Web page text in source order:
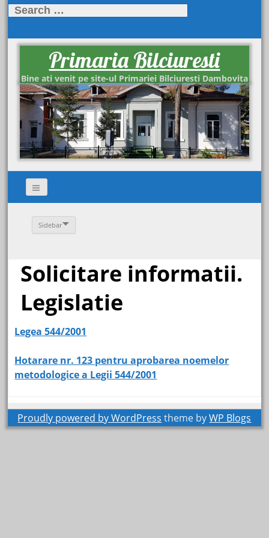
Search
Primaria Bilciuresti
Bine ati venit pe site-ul Primariei Bilciuresti Dambovita
Sidebar
Solicitare informatii.
Legislatie
Legea 544/2001
Hotarare nr. 123 pentru aprobarea noemelor
metodologice a Legii 544/2001
Proudly powered by WordPress theme byWP Blogs